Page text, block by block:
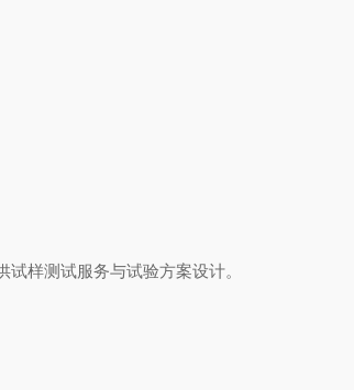
样测试服务与试验方案设计。